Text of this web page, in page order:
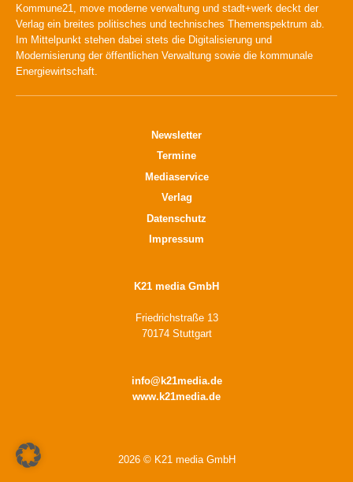
Kommune21, move moderne verwaltung und stadt+werk deckt der
Verlag ein breites politisches und technisches Themenspektrum ab.
Im Mittelpunkt stehen dabei stets die Digitalisierung und
Modernisierung der öffentlichen Verwaltung sowie die kommunale
Energiewirtschaft.
Newsletter
Termine
Mediaservice
Verlag
Datenschutz
Impressum
K21 media GmbH
Friedrichstraße 13
70174 Stuttgart
info@k21media.de
www.k21media.de
2026 © K21 media GmbH